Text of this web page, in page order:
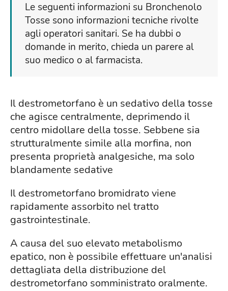
Le seguenti informazioni su Bronchenolo
Tosse sono informazioni tecniche rivolte
agli operatori sanitari. Se ha dubbi o
domande in merito, chieda un parere al
suo medico o al farmacista.
Il destrometorfano è un sedativo della tosse
che agisce centralmente, deprimendo il
centro midollare della tosse. Sebbene sia
strutturalmente simile alla morfina, non
presenta proprietà analgesiche, ma solo
blandamente sedative
Il destrometorfano bromidrato viene
rapidamente assorbito nel tratto
gastrointestinale.
A causa del suo elevato metabolismo
epatico, non è possibile effettuare un'analisi
dettagliata della distribuzione del
destrometorfano somministrato oralmente.